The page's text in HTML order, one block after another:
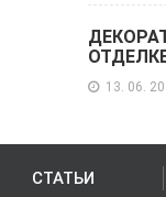
13. 06.
СТАТЬИ